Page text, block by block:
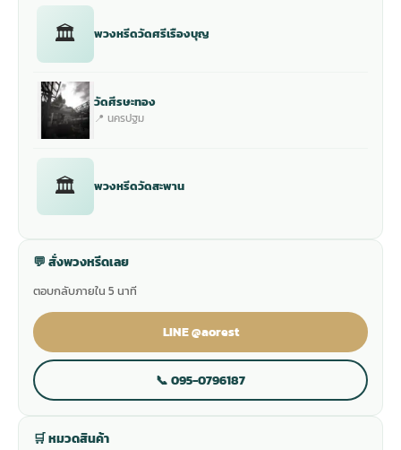
🏛 พวงหรีดวัดศรีเรืองบุญ
วัดศีรษะทอง
📍 นครปฐม
🏛 พวงหรีดวัดสะพาน
💬 สั่งพวงหรีดเลย
ตอบกลับภายใน 5 นาที
LINE @aorest
📞 095-0796187
🛒 หมวดสินค้า